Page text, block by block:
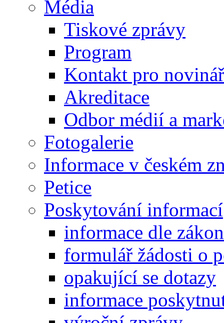
Média
Tiskové zprávy
Program
Kontakt pro
Akreditace
Odbor médií a
Fotogalerie
Informace v českém
Petice
Poskytování informací
informace dle
formulář žádosti o
opakující se dotazy
informace